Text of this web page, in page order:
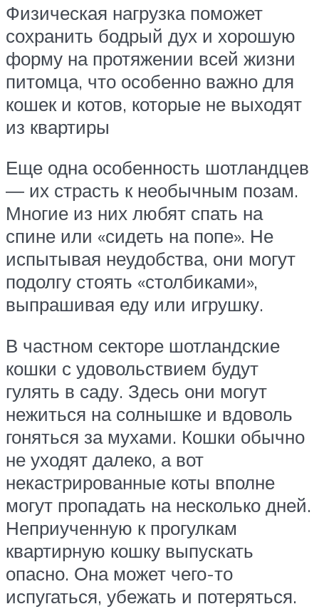
Физическая нагрузка поможет
сохранить бодрый дух и хорошую
форму на протяжении всей жизни
питомца, что особенно важно для
кошек и котов, которые не выходят
из квартиры
Еще одна особенность шотландцев
― их страсть к необычным позам.
Многие из них любят спать на
спине или «сидеть на попе». Не
испытывая неудобства, они могут
подолгу стоять «столбиками»,
выпрашивая еду или игрушку.
В частном секторе шотландские
кошки с удовольствием будут
гулять в саду. Здесь они могут
нежиться на солнышке и вдоволь
гоняться за мухами. Кошки обычно
не уходят далеко, а вот
некастрированные коты вполне
могут пропадать на несколько дней.
Неприученную к прогулкам
квартирную кошку выпускать
опасно. Она может чего-то
испугаться, убежать и потеряться.